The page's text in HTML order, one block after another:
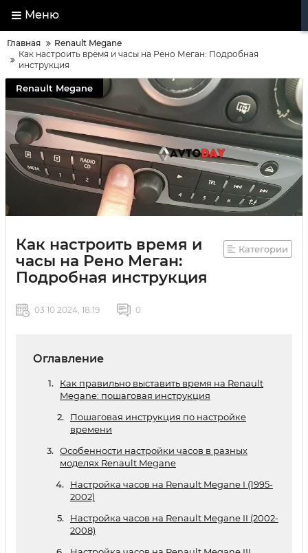
Меню
Главная
Renault Megane
Как настроить время и часы на Рено Меган: Подробная
инструкция
Renault Megane
Как настроить время и
часы на Рено Меган:
Подробная инструкция
Категории
03 10 2024, 18:19 0
Оглавление
Как правильно выставить время на Renault
Megane: пошаговая инструкция
Пошаговая инструкция по настройке
времени
Особенности настройки часов в разных
моделях Renault Megane
Настройка часов на Renault Megane I (1995-
2002)
Настройка часов на Renault Megane II (2002-
2008)